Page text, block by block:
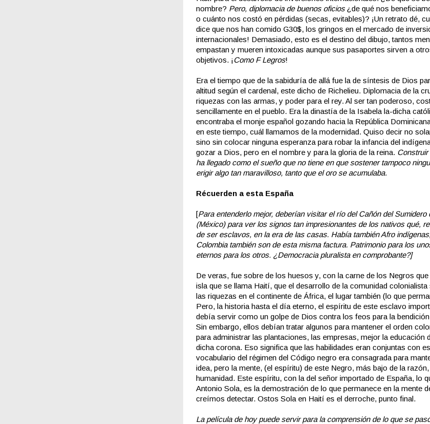
nombre? Pero, diplomacia de buenos oficios¿de qué nos
o cuánto nos costó en pérdidas (secas, evitables)? ¡Un retrato dé,
dice que nos han comido G30$, los gringos en el mercado de
internacionales! Demasiado, esto es el destino del dibujo, tantos
empastan y mueren intoxicadas aunque sus pasaportes sirven a
objetivos. ¡Como F Legros!
Era el tiempo que de la sabiduría de allá fue la de síntesis de Dios
altitud según el cardenal, este dicho de Richelieu. Diplomacia de la
riquezas con las armas, y poder para el rey. Al ser tan poderoso,
sencillamente en el pueblo. Era la dinastía de la Isabela la-dicha
encontraba el monje español gozando hacia la República
en este tiempo, cuál llamamos de la modernidad. Quiso decir no
sino sin colocar ninguna esperanza para robar la infancia del
gozar a Dios, pero en el nombre y para la gloria de la reina.
ha llegado como el sueño que no tiene en que sostener tampoco
erigir algo tan maravilloso, tanto que el oro se acumulaba.
Récuerden a esta España
[Para entenderlo mejor, deberían visitar el río del Cañón del Sumidero
(México) para ver los signos tan impresionantes de los nativos qué,
de ser esclavos, en la era de las casas. Había también Afro
Colombia también son de esta misma factura. Patrimonio para los
eternos para los otros. ¿Democracia pluralista en comprobante?]
De veras, fue sobre de los huesos y, con la carne de los Negros
isla que se llama Haití, que el desarrollo de la comunidad
las riquezas en el continente de África, el lugar también (lo que
Pero, la historia hasta el día eterno, el espíritu de este esclavo
debía servir como un golpe de Dios contra los feos para la
Sin embargo, ellos debían tratar algunos para mantener el orden
para administrar las plantaciones, las empresas, mejor la educación
dicha corona. Eso significa que las habilidades eran conjuntas con
vocabulario del régimen del Código negro era consagrada para
idea, pero la mente, (el espíritu) de este Negro, más bajo de la
humanidad. Este espíritu, con la del señor importado de España, lo
Antonio Sola, es la demostración de lo que permanece en la mente
creímos detectar. Ostos Sola en Haití es el derroche, punto final.
La película de hoy puede servir para la comprensión de lo que se